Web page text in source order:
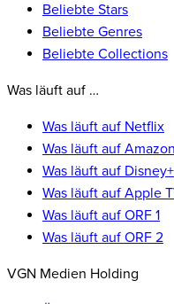
Beliebte Stars
Beliebte Genres
Beliebte Collections
Was läuft auf …
Was läuft auf Netflix
Was läuft auf
Was läuft auf Disney+
Was läuft auf Apple
Was läuft auf ORF 1
Was läuft auf ORF 2
VGN Medien Holding